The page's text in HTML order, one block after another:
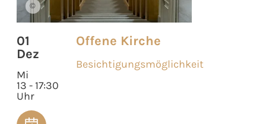
©
01
Dez
Mi
13 - 17:30
Uhr
Offene Kirche
Besichtigungsmöglichkeit